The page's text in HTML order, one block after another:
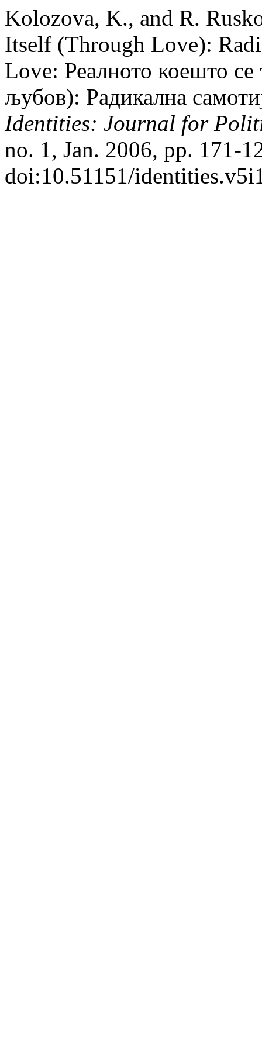
Kolozova, K., and R.
Itself (Through Love):
Love: Реалното коешто се
љубов): Радикална
Identities: Journal for
no. 1, Jan. 2006, pp. 171-
doi:10.51151/